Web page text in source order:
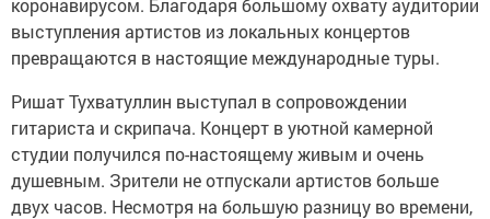
выступления артистов из локальных концертов
превращаются в настоящие международные туры.
Ришат Тухватуллин выступал в сопровождении
гитариста и скрипача. Концерт в уютной камерной
студии получился по-настоящему живым и очень
душевным. Зрители не отпускали артистов больше
двух часов. Несмотря на большую разницу во времени,